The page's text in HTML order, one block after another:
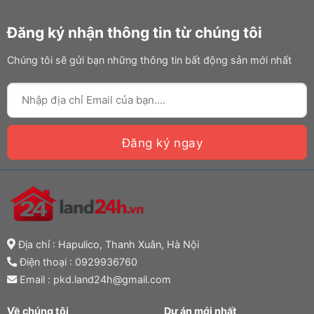
Đăng ký nhận thông tin từ chúng tôi
Chúng tôi sẽ gửi bạn những thông tin bất động sản mới nhất
Địa chỉ : Hapulico, Thanh Xuân, Hà Nội
Điện thoại : 0929936760
Email : pkd.land24h@gmail.com
Về chúng tôi Dự án mới nhất